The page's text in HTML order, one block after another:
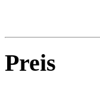
Preis